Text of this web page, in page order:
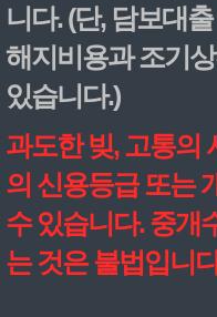
니다. (단, 담보대
해지비용과 조기
있습니다.)
과도한 빚, 고통의
의 신용등급 또는
수 있습니다. 중개
는 것은 불법입니